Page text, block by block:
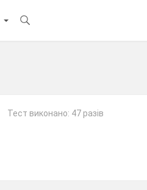
Тест виконано: 47 разів